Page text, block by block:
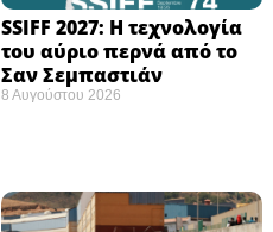
SSIFF 2027: Η τεχνολογία
του αύριο περνά από το
Σαν Σεμπαστιάν ​
8 Αυγούστου 2026